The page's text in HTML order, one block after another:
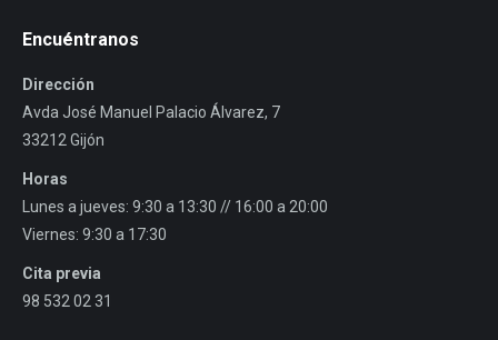
Encuéntranos
Dirección
Avda José Manuel Palacio Álvarez, 7
33212 Gijón
Horas
Lunes a jueves: 9:30 a 13:30 // 16:00 a 20:00
Viernes: 9:30 a 17:30
Cita previa
98 532 02 31